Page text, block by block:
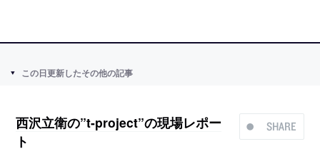
この日更新したその他の記事
SHARE
西沢立衛の”t-project”の現場レポー
ト